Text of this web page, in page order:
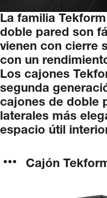
La familia Tekform
doble pared son
vienen con cierre
con un
Los cajones
segunda
cajones de doble
laterales más
espacio útil
Cajón